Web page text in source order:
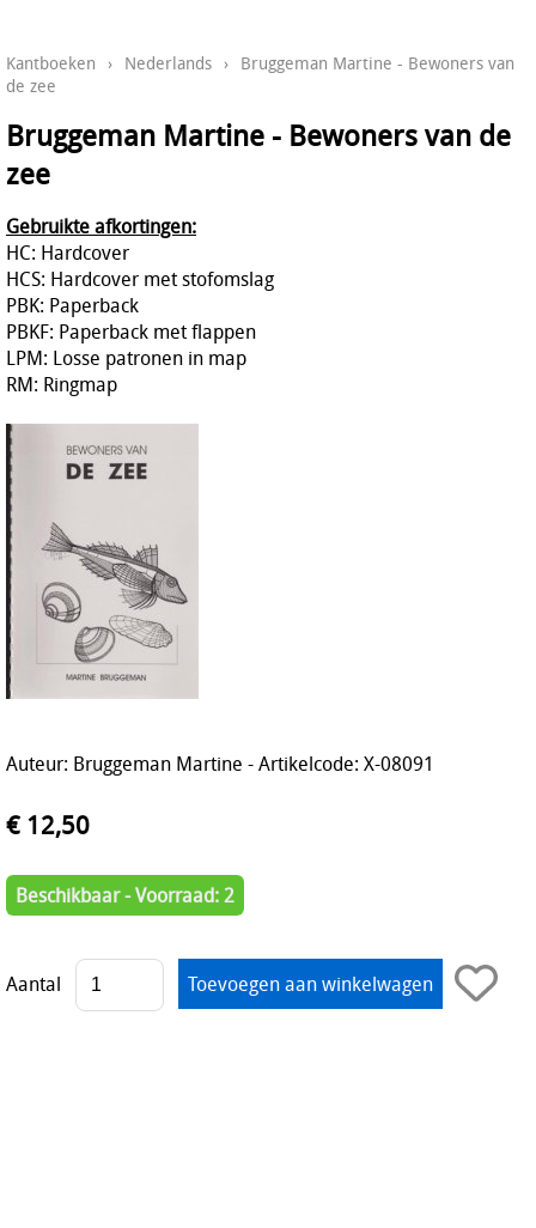
Kantboeken › Nederlands › Bruggeman Martine - Bewoners van
de zee
Bruggeman Martine - Bewoners van de
zee
Gebruikte afkortingen:
HC: Hardcover
HCS: Hardcover met stofomslag
PBK: Paperback
PBKF: Paperback met flappen
LPM: Losse patronen in map
RM: Ringmap
Auteur: Bruggeman Martine - Artikelcode: X-08091
€ 12,50
Beschikbaar - Voorraad: 2
Aantal